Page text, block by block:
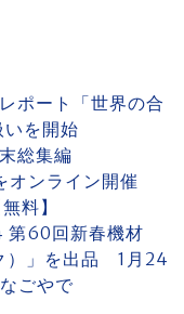
ポート「世界の合
を開始
総集編
オンライン開催
料】
60回新春機材
）」を出品 1月24
ごやで